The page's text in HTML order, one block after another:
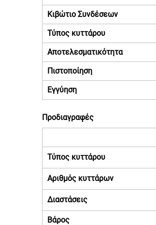
Κιβώτιο Συνδέσεων
Τύπος κυττάρου
Αποτελεσματικότητα
Πιστοποίηση
Εγγύηση
Προδιαγραφές
Τύπος κυττάρου
Αριθμός κυττάρων
Διαστάσεις
Βάρος